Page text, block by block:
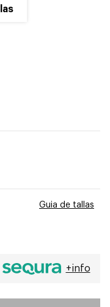
Guia de tallas
+info